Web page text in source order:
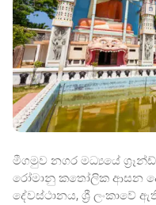
මීගමුව නගර මධ්‍යයේ
රෝමානු කතෝලික ආසන
දේවස්ථානය, ශ්‍රී ලංකාවේ